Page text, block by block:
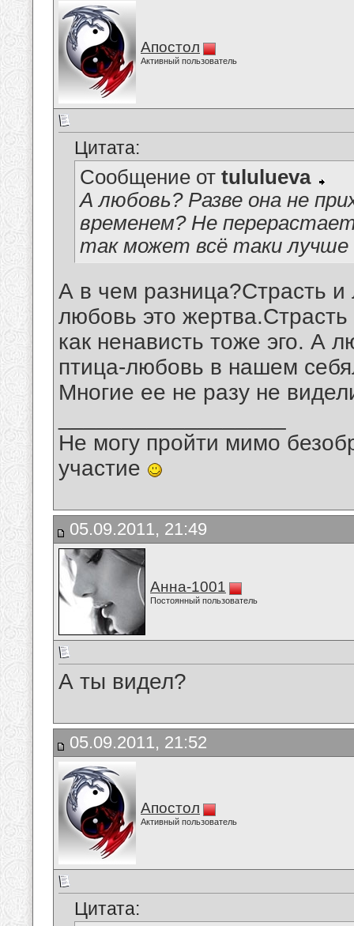
Апостол
Активный пользователь
Цитата:
Сообщение от tululueva
А любовь? Разве она не
временем? Не
так может всё таки
А в чем разница?Страсть и
любовь это
как ненависть тоже эго. А
птица-любовь в нашем
Многие ее не разу не
Не могу пройти мимо
участие
05.09.2011, 21:49
Анна-1001
Постоянный пользователь
А ты видел?
05.09.2011, 21:52
Апостол
Активный пользователь
Цитата: